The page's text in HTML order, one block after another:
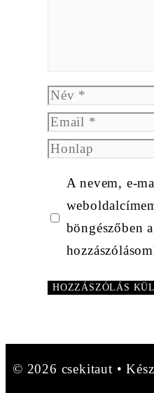
Név
Email
Honlap
A nevem, e-
böngészőben
© 2026 csekitaut •